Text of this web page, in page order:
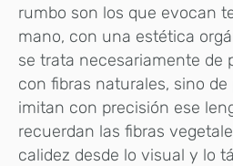
rumbo son los que evocan
mano, con una estética
se trata necesariamente de
con fibras naturales, sino
imitan con precisión ese
recuerdan las fibras
calidez desde lo visual y lo